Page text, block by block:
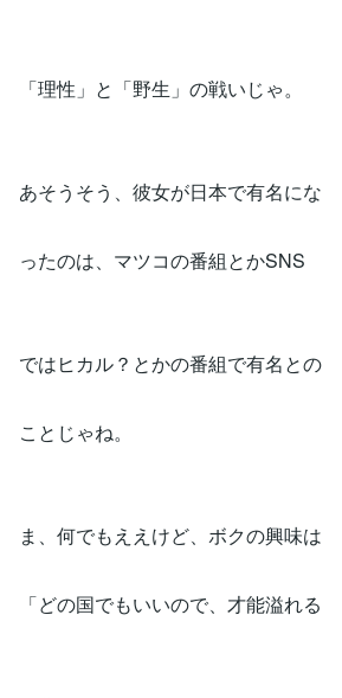
「理性」と「野生」の戦いじゃ。
あそうそう、彼女が日本で有名にな
ったのは、マツコの番組とかSNS
ではヒカル？とかの番組で有名との
ことじゃね。
ま、何でもええけど、ボクの興味は
「どの国でもいいので、才能溢れる